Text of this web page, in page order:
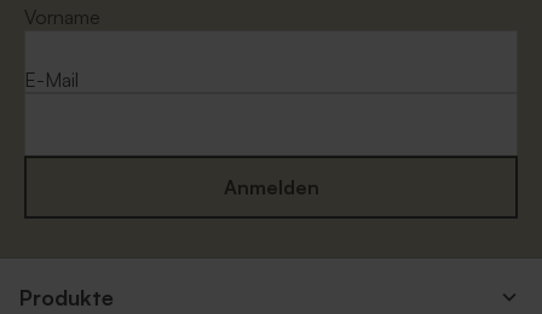
Vorname
E-Mail
Anmelden
Produkte